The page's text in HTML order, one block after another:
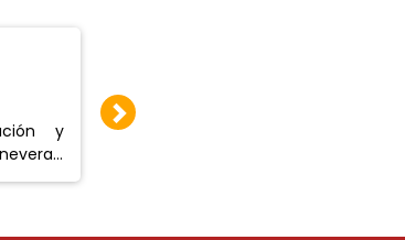
Publicado: 05/08/2026 | Visitas: 35
OLAYA SECTOR RAFAEL NUÑEZ,